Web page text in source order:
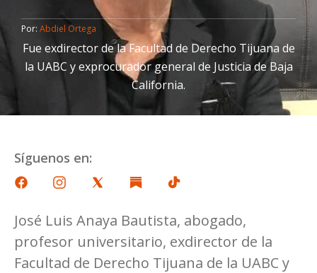
Por: Abdiel Ortega
Fue exdirector de la Facultad de Derecho Tijuana de
la UABC y exprocurador general de Justicia de Baja
California.
Síguenos en:
José Luis Anaya Bautista, abogado,
profesor universitario, exdirector de la
Facultad de Derecho Tijuana de la UABC y